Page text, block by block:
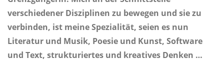
verschiedener Disziplinen zu bewegen und sie zu
verbinden, ist meine Spezialität, seien es nun
Literatur und Musik, Poesie und Kunst, Software
und Text, strukturiertes und kreatives Denken …